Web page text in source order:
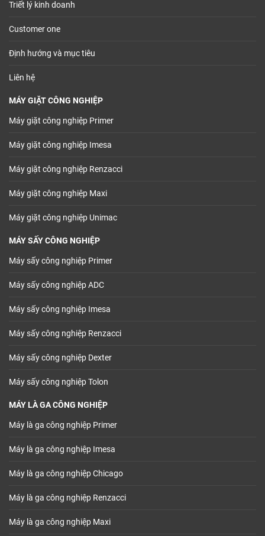
Triết lý kinh doanh
Customer one
Định hướng và mục tiêu
Liên hệ
MÁY GIẶT CÔNG NGHIỆP
Máy giặt công nghiệp Primer
Máy giặt công nghiệp Imesa
Máy giặt công nghiệp Renzacci
Máy giặt công nghiệp Maxi
Máy giặt công nghiệp Unimac
MÁY SẤY CÔNG NGHIỆP
Máy sấy công nghiệp Primer
Máy sấy công nghiệp ADC
Máy sấy công nghiệp Imesa
Máy sấy công nghiệp Renzacci
Máy sấy công nghiệp Dexter
Máy sấy công nghiệp Tolon
MÁY LÀ GA CÔNG NGHIỆP
Máy là ga công nghiệp Primer
Máy là ga công nghiệp Imesa
Máy là ga công nghiệp Chicago
Máy là ga công nghiệp Renzacci
Máy là ga công nghiệp Maxi